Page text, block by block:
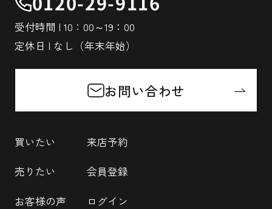
受付時間 | 10：00～19：00
定休日 | なし（年末年始）
お問い合わせ
買いたい
売りたい
お客様の声
来店予約
会員登録
ログイン